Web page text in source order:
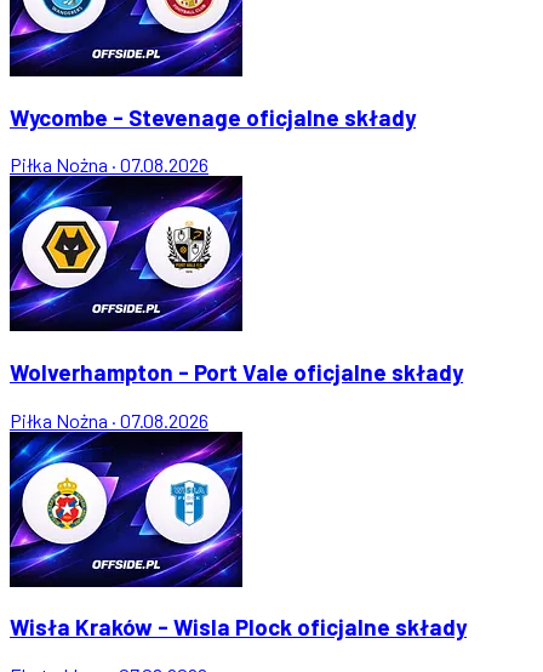
Wycombe - Stevenage oficjalne składy
Piłka Nożna · 07.08.2026
Wolverhampton - Port Vale oficjalne składy
Piłka Nożna · 07.08.2026
Wisła Kraków - Wisla Plock oficjalne składy